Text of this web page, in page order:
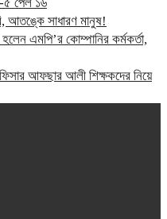
আতঙ্কে সাধারণ মানুষ!
হলেন এমপি’র কোম্পানির কর্মকর্তা,
আফছার আলী শিক্ষকদের নিয়ে